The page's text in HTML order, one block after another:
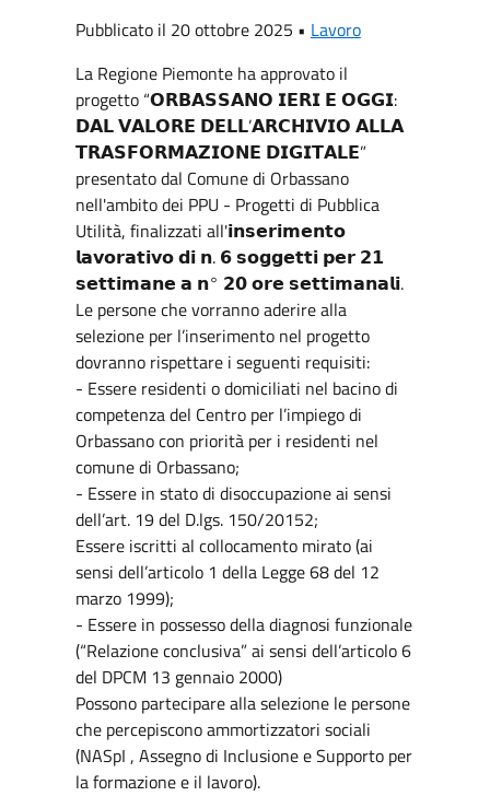
Pubblicato il 20 ottobre 2025 • Lavoro
La Regione Piemonte ha approvato il
progetto “𝗢𝗥𝗕𝗔𝗦𝗦𝗔𝗡𝗢 𝗜𝗘𝗥𝗜 𝗘 𝗢𝗚𝗚𝗜:
𝗗𝗔𝗟 𝗩𝗔𝗟𝗢𝗥𝗘 𝗗𝗘𝗟𝗟’𝗔𝗥𝗖𝗛𝗜𝗩𝗜𝗢 𝗔𝗟𝗟𝗔
𝗧𝗥𝗔𝗦𝗙𝗢𝗥𝗠𝗔𝗭𝗜𝗢𝗡𝗘 𝗗𝗜𝗚𝗜𝗧𝗔𝗟𝗘”
presentato dal Comune di Orbassano
nell'ambito dei PPU - Progetti di Pubblica
Utilità, finalizzati all'𝗶𝗻𝘀𝗲𝗿𝗶𝗺𝗲𝗻𝘁𝗼
𝗹𝗮𝘃𝗼𝗿𝗮𝘁𝗶𝘃𝗼 𝗱𝗶 𝗻. 𝟲 𝘀𝗼𝗴𝗴𝗲𝘁𝘁𝗶 𝗽𝗲𝗿 𝟮𝟭
𝘀𝗲𝘁𝘁𝗶𝗺𝗮𝗻𝗲 𝗮 𝗻° 𝟮𝟬 𝗼𝗿𝗲 𝘀𝗲𝘁𝘁𝗶𝗺𝗮𝗻𝗮𝗹𝗶.
Le persone che vorranno aderire alla
selezione per l’inserimento nel progetto
dovranno rispettare i seguenti requisiti:
- Essere residenti o domiciliati nel bacino di
competenza del Centro per l’impiego di
Orbassano con priorità per i residenti nel
comune di Orbassano;
- Essere in stato di disoccupazione ai sensi
dell’art. 19 del D.lgs. 150/20152;
Essere iscritti al collocamento mirato (ai
sensi dell’articolo 1 della Legge 68 del 12
marzo 1999);
- Essere in possesso della diagnosi funzionale
(“Relazione conclusiva” ai sensi dell’articolo 6
del DPCM 13 gennaio 2000)
Possono partecipare alla selezione le persone
che percepiscono ammortizzatori sociali
(NASpI , Assegno di Inclusione e Supporto per
la formazione e il lavoro).